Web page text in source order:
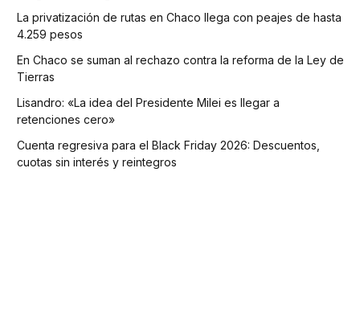
La privatización de rutas en Chaco llega con peajes de hasta
4.259 pesos
En Chaco se suman al rechazo contra la reforma de la Ley de
Tierras
Lisandro: «La idea del Presidente Milei es llegar a
retenciones cero»
Cuenta regresiva para el Black Friday 2026: Descuentos,
cuotas sin interés y reintegros